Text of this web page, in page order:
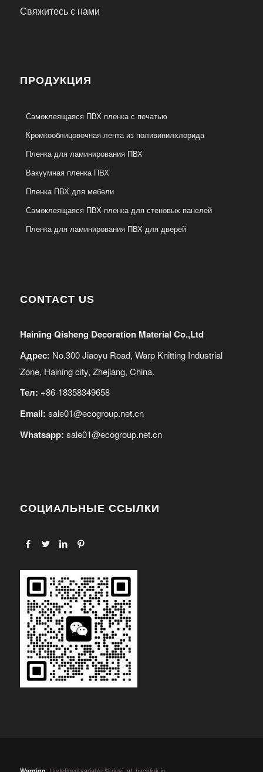
Свяжитесь с нами
ПРОДУКЦИЯ
Самоклеящаяся ПВХ пленка с печатью
Кромкооблицовочная лента из поливинилхлорида
Пленка для ламинирования ПВХ
Вакуумная пленка ПВХ
Пленка ПВХ для мебели
Самоклеящаяся ПВХ-пленка для стеновых панелей
Пленка для ламинирования ПВХ для дверей
CONTACT US
Haining Qisheng Decoration Material Co.,Ltd
Адрес: No.300 Jiaoyu Road, Warp Knitting Industrial
Zone, Haining city, Zhejiang, China.
Тел: +86-18358349658
Email: sale01@ecogroup.net.cn
Whatsapp: sale01@ecogroup.net.cn
СОЦИАЛЬНЫЕ ССЫЛКИ